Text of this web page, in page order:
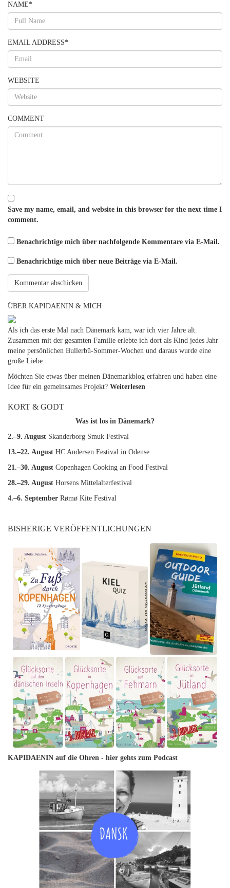
NAME*
EMAIL ADDRESS*
WEBSITE
COMMENT
Save my name, email, and website in this browser for the next time I
comment.
Benachrichtige mich über nachfolgende Kommentare via E-Mail.
Benachrichtige mich über neue Beiträge via E-Mail.
ÜBER KAPIDAENIN & MICH
Als ich das erste Mal nach Dänemark kam, war ich vier Jahre alt.
Zusammen mit der gesamten Familie erlebte ich dort als Kind jedes Jahr
meine persönlichen Bullerbü-Sommer-Wochen und daraus wurde eine
große Liebe.
Möchten Sie etwas über meinen Dänemarkblog erfahren und haben eine
Idee für ein gemeinsames Projekt? Weiterlesen
KORT & GODT
Was ist los in Dänemark?
2.–9. August Skanderborg Smuk Festival
13.–22. August HC Andersen Festival in Odense
21.–30. August Copenhagen Cooking an Food Festival
28.–29. August Horsens Mittelalterfestival
4.–6. September Rømø Kite Festival
BISHERIGE VERÖFFENTLICHUNGEN
KAPIDAENIN auf die Ohren - hier gehts zum Podcast